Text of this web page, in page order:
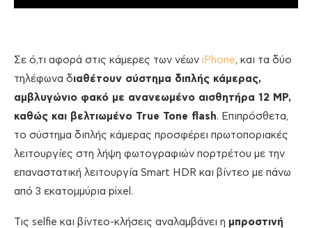
Σε ό,τι αφορά στις κάμερες των νέων iPhone, και τα δύο
τηλέφωνα διαθέτουν σύστημα διπλής κάμερας,
αμβλυγώνιο φακό με ανανεωμένο αισθητήρα 12 ΜΡ,
καθώς και βελτιωμένο True Tone flash. Επιπρόσθετα,
το σύστημα διπλής κάμερας προσφέρει πρωτοποριακές
λειτουργίες στη λήψη φωτογραφιών πορτρέτου με την
επαναστατική λειτουργία Smart HDR και βίντεο με πάνω
από 3 εκατομμύρια pixel.
Τις selfie και βίντεο-κλήσεις αναλαμβάνει η μπροστινή